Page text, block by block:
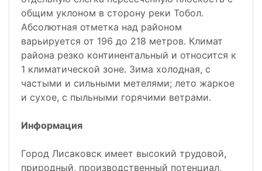
общим уклоном в сторону реки Тобол.
Абсолютная отметка над районом
варьируется от 196 до 218 метров. Климат
района резко континентальный и относится к
1 климатической зоне. Зима холодная, с
частыми и сильными метелями; лето жаркое
и сухое, с пыльными горячими ветрами.
Информация
Город Лисаковск имеет высокий трудовой,
природный, производственный потенциал,